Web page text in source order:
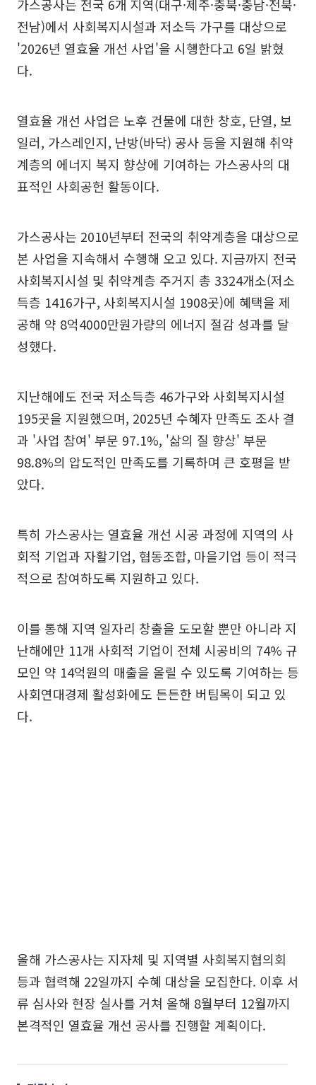
가스공사는 전국 6개 지역(대구·제주·충북·충남·전북·
전남)에서 사회복지시설과 저소득 가구를 대상으로
'2026년 열효율 개선 사업'을 시행한다고 6일 밝혔
다.
열효율 개선 사업은 노후 건물에 대한 창호, 단열, 보
일러, 가스레인지, 난방(바닥) 공사 등을 지원해 취약
계층의 에너지 복지 향상에 기여하는 가스공사의 대
표적인 사회공헌 활동이다.
가스공사는 2010년부터 전국의 취약계층을 대상으로
본 사업을 지속해서 수행해 오고 있다. 지금까지 전국
사회복지시설 및 취약계층 주거지 총 3324개소(저소
득층 1416가구, 사회복지시설 1908곳)에 혜택을 제
공해 약 8억4000만원가량의 에너지 절감 성과를 달
성했다.
지난해에도 전국 저소득층 46가구와 사회복지시설
195곳을 지원했으며, 2025년 수혜자 만족도 조사 결
과 '사업 참여' 부문 97.1%, '삶의 질 향상' 부문
98.8%의 압도적인 만족도를 기록하며 큰 호평을 받
았다.
특히 가스공사는 열효율 개선 시공 과정에 지역의 사
회적 기업과 자활기업, 협동조합, 마을기업 등이 적극
적으로 참여하도록 지원하고 있다.
이를 통해 지역 일자리 창출을 도모할 뿐만 아니라 지
난해에만 11개 사회적 기업이 전체 시공비의 74% 규
모인 약 14억원의 매출을 올릴 수 있도록 기여하는 등
사회연대경제 활성화에도 든든한 버팀목이 되고 있
다.
올해 가스공사는 지자체 및 지역별 사회복지협의회
등과 협력해 22일까지 수혜 대상을 모집한다. 이후 서
류 심사와 현장 실사를 거쳐 올해 8월부터 12월까지
본격적인 열효율 개선 공사를 진행할 계획이다.